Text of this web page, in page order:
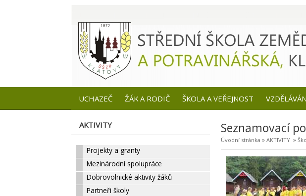
UCHAZEČ ŽÁK A RODIČ ŠKOLA A VEŘEJNOST
AKTIVITY
Projekty a granty
Mezinárodní spolupráce
Dobrovolnické aktivity žáků
Partneři školy
Seznamovací
Úvodní stránka » AKTIVITY»